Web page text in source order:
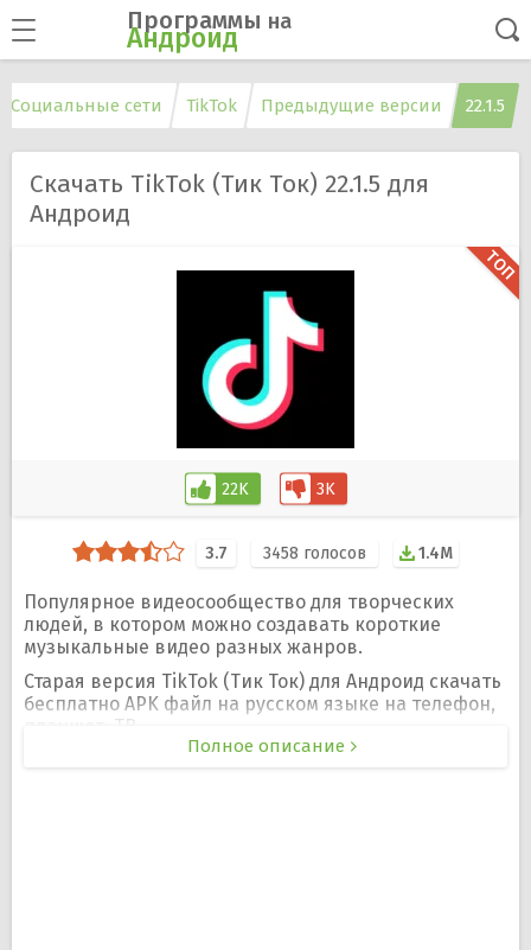
Программы на
Андроид
Социальные сети TikTok Предыдущие версии 22.1.5
Скачать TikTok (Тик Ток) 22.1.5 для
Андроид
22K 3K
3.7 3458 голосов 1.4M
Популярное видеосообщество для творческих
людей, в котором можно создавать короткие
музыкальные видео разных жанров.
Старая версия TikTok (Тик Ток) для Андроид скачать
бесплатно APK файл на русском языке на телефон,
планшет, ТВ.
Полное описание